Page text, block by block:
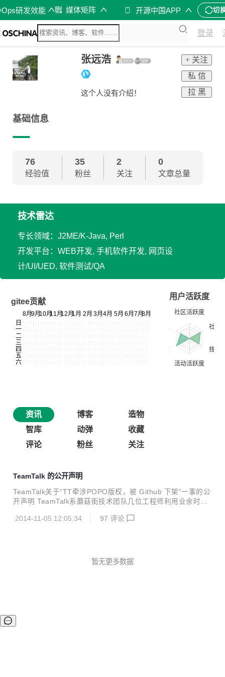
研发效能 媒体矩阵 开源中国APP 切
登录
张远浩
这个人没有介绍！
+ 关注
私 信
拉 黑
基础信息
76
经验值
35
粉丝
2
关注
0
文章总量
技术雷达
专长领域：J2ME/K-Java, Perl
开发平台：WEB开发, 手机软件开发, 网页设
计/UI/UED, 软件测试/QA
gitee贡献
用户活跃度
资讯 博客
造物
智库
动弹
收藏
评论
粉丝 关注
TeamTalk 的公开声明
TeamTalk关于“TT牵涉POPO版权，被 Github 下架”一事的公
开声明 TeamTalk系蘑菇街技术团队几位工程师利用业余时间
年9月26日，我们决定将其托管在Github平台上，进行开源。
通知的情况下发现，所有跟 TeamTalk 相关的软件仓库被 Gith
2014-11-05 12:05:34 97 评论
暂无更多数据